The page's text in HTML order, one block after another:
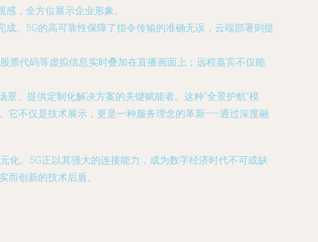
，全方位展示企业形象。
。5G的高可靠性保障了指令传输的准确无误，云端部署则提
票代码等虚拟信息实时叠加在直播画面上；远程嘉宾不仅能
、提供定制化解决方案的关键赋能者。这种“全景护航”模
它不仅是技术展示，更是一种服务理念的革新——通过深度融
化。5G正以其强大的连接能力，成为数字经济时代不可或缺
创新的技术后盾。